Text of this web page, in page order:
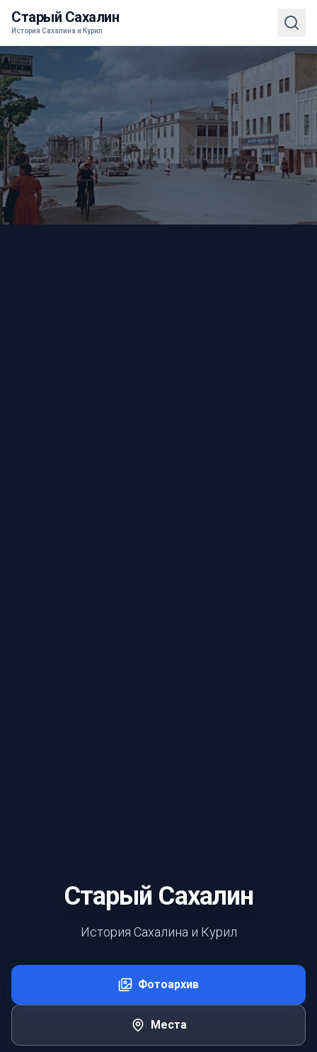
Старый Сахалин
История Сахалина и Курил
Старый Сахалин
История Сахалина и Курил
Фотоархив
Места